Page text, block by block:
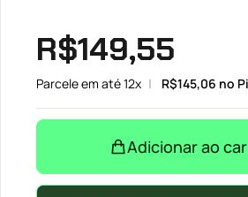
R$149,55
Parcele em até 12x R$145,06 no
Adicionar ao